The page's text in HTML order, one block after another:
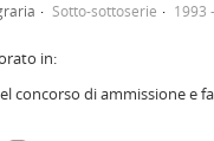
Sotto-sottoserie
1993
in:
concorso di ammissione e